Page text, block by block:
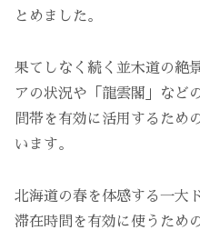
とめました。
果てしなく続く並木道の絶
アの状況や「龍雲閣」など
間帯を有効に活用するため
います。
北海道の春を体感する一大
滞在時間を有効に使うため